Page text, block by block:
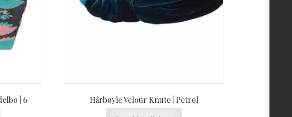
| 6 Hårbøyle Velour Knute | Petrol